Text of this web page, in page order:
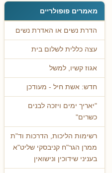
מאמרים פופולריים
הדרת נשים או האדרת נשים
עצה כללית לשלום בית
אגוז קשיו, למשל
חדש: אשת חיל - מעודכן
"יאריך ימים ויזכה לבנים
כשרים"
רשימות הליכות, הדרכות וד"ת
ממרן הגר"ח קניבסקי שליט"א
בעניני שידוכין ונישואין